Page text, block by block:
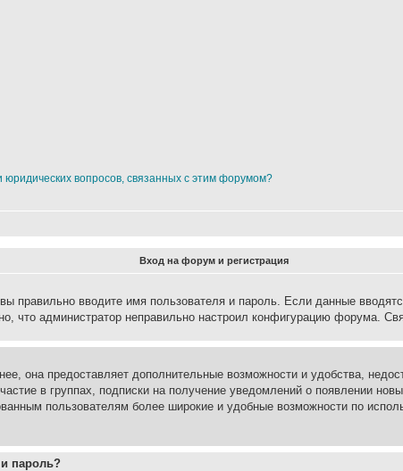
юридических вопросов, связанных с этим форумом?
Вход на форум и регистрация
правильно вводите имя пользователя и пароль. Если данные
что администратор неправильно настроил конфигурацию форума.
она предоставляет дополнительные возможности и удобства,
в группах, подписки на получение уведомлений о появлении
пользователям более широкие и удобные возможности по
пароль?